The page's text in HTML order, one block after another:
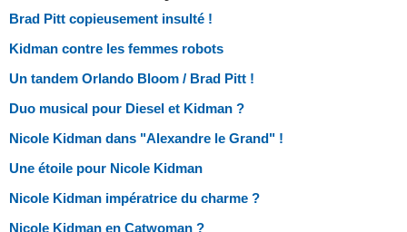
Brad Pitt copieusement insulté !
Kidman contre les femmes robots
Un tandem Orlando Bloom / Brad Pitt !
Duo musical pour Diesel et Kidman ?
Nicole Kidman dans "Alexandre le Grand" !
Une étoile pour Nicole Kidman
Nicole Kidman impératrice du charme ?
Nicole Kidman en Catwoman ?